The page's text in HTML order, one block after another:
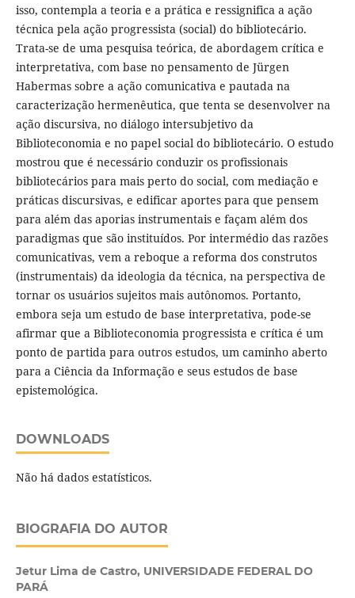
isso, contempla a teoria e a prática e ressignifica a ação
técnica pela ação progressista (social) do bibliotecário.
Trata-se de uma pesquisa teórica, de abordagem crítica e
interpretativa, com base no pensamento de Jürgen
Habermas sobre a ação comunicativa e pautada na
caracterização hermenêutica, que tenta se desenvolver na
ação discursiva, no diálogo intersubjetivo da
Biblioteconomia e no papel social do bibliotecário. O estudo
mostrou que é necessário conduzir os profissionais
bibliotecários para mais perto do social, com mediação e
práticas discursivas, e edificar aportes para que pensem
para além das aporias instrumentais e façam além dos
paradigmas que são instituídos. Por intermédio das razões
comunicativas, vem a reboque a reforma dos construtos
(instrumentais) da ideologia da técnica, na perspectiva de
tornar os usuários sujeitos mais autônomos. Portanto,
embora seja um estudo de base interpretativa, pode-se
afirmar que a Biblioteconomia progressista e crítica é um
ponto de partida para outros estudos, um caminho aberto
para a Ciência da Informação e seus estudos de base
epistemológica.
DOWNLOADS
Não há dados estatísticos.
BIOGRAFIA DO AUTOR
Jetur Lima de Castro, UNIVERSIDADE FEDERAL DO
PARÁ